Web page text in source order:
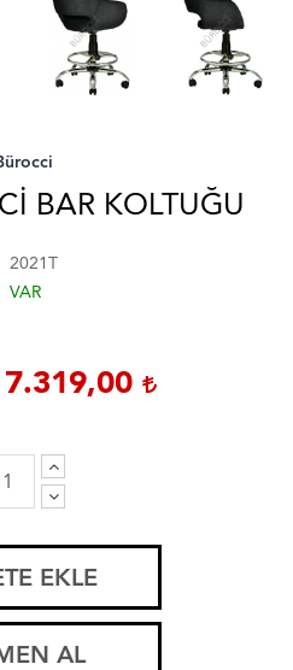
BAR KOLTUĞU
2021T
VAR
7.319,00
EKLE
AL